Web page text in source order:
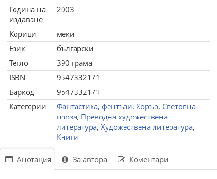
Година на
издаване
2003
Корици
меки
Език
български
Тегло
390 грама
ISBN
9547332171
Баркод
9547332171
Категории
Фантастика, фентъзи. Хорър, Световна
проза, Преводна художествена
литература, Художествена литература,
Книги
Анотация За автора Коментари